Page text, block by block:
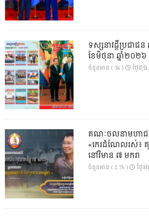
ទស្សនាវដ្ដីប្រជាជ
ខែមិថុនា ឆ្នាំ២០២៦
ចំនួនអាន ( 3k ) ថ្ងៃ​ពុ
គណៈចលនាមហាជ
«កេរដំណែលរស់៖
នៅវិមាន ៧ មករា
ចំនួនអាន ( 2.7k ) ថ្ងៃ​